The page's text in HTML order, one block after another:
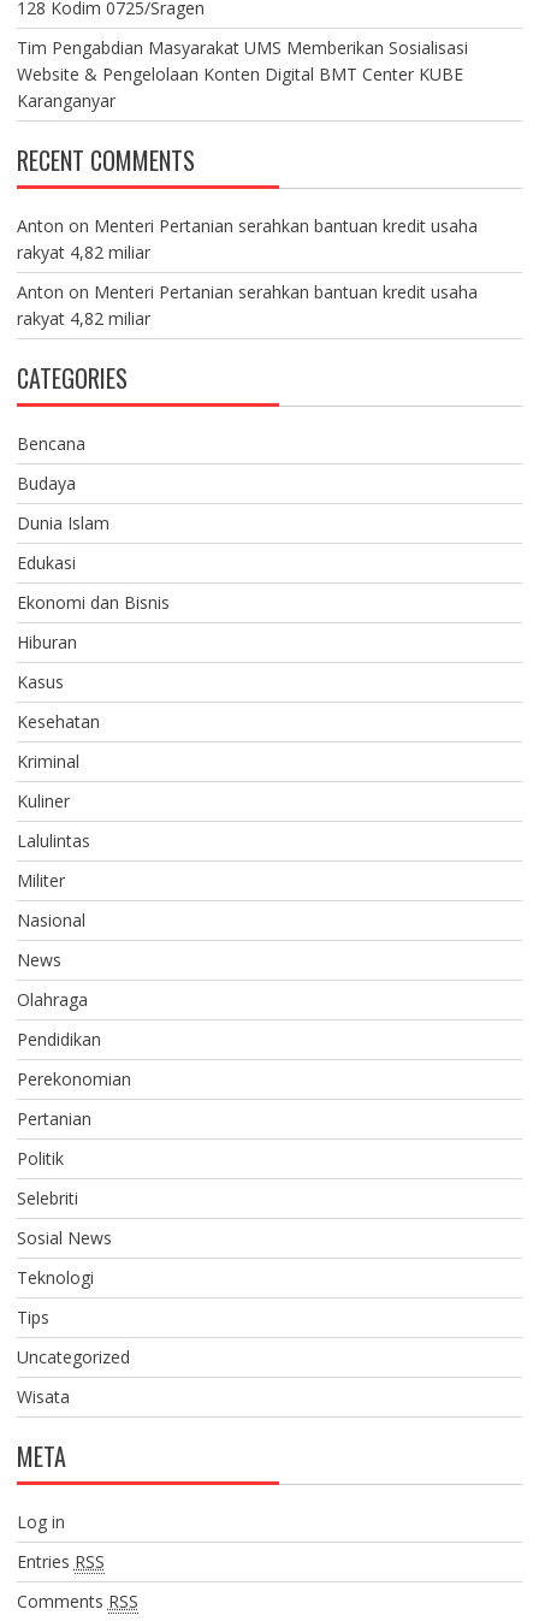
128 Kodim 0725/Sragen
Tim Pengabdian Masyarakat UMS Memberikan Sosialisasi
Website & Pengelolaan Konten Digital BMT Center KUBE
Karanganyar
RECENT COMMENTS
Anton on Menteri Pertanian serahkan bantuan kredit usaha
rakyat 4,82 miliar
Anton on Menteri Pertanian serahkan bantuan kredit usaha
rakyat 4,82 miliar
CATEGORIES
Bencana
Budaya
Dunia Islam
Edukasi
Ekonomi dan Bisnis
Hiburan
Kasus
Kesehatan
Kriminal
Kuliner
Lalulintas
Militer
Nasional
News
Olahraga
Pendidikan
Perekonomian
Pertanian
Politik
Selebriti
Sosial News
Teknologi
Tips
Uncategorized
Wisata
META
Log in
Entries RSS
Comments RSS